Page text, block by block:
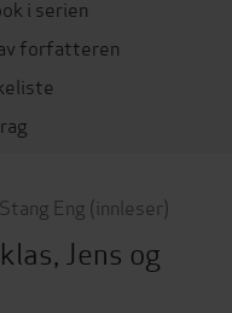
i serien
forfatteren
Eng (innleser)
Jens og